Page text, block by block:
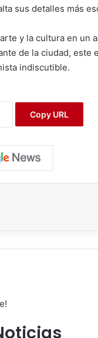
sus detalles más
y la cultura en un
de la ciudad, este
indiscutible.
Copy URL